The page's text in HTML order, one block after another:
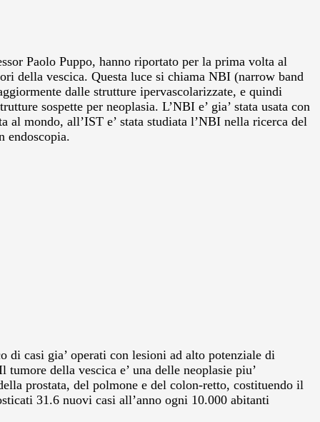
Paolo Puppo, hanno riportato per la prima volta al
della vescica. Questa luce si chiama NBI (narrow band
dalle strutture ipervascolarizzate, e quindi
sospette per neoplasia. L’NBI e’ gia’ stata usata con
al mondo, all’IST e’ stata studiata l’NBI nella ricerca del
endoscopia.
casi gia’ operati con lesioni ad alto potenziale di
della vescica e’ una delle neoplasie piu’
prostata, del polmone e del colon-retto, costituendo il
31.6 nuovi casi all’anno ogni 10.000 abitanti